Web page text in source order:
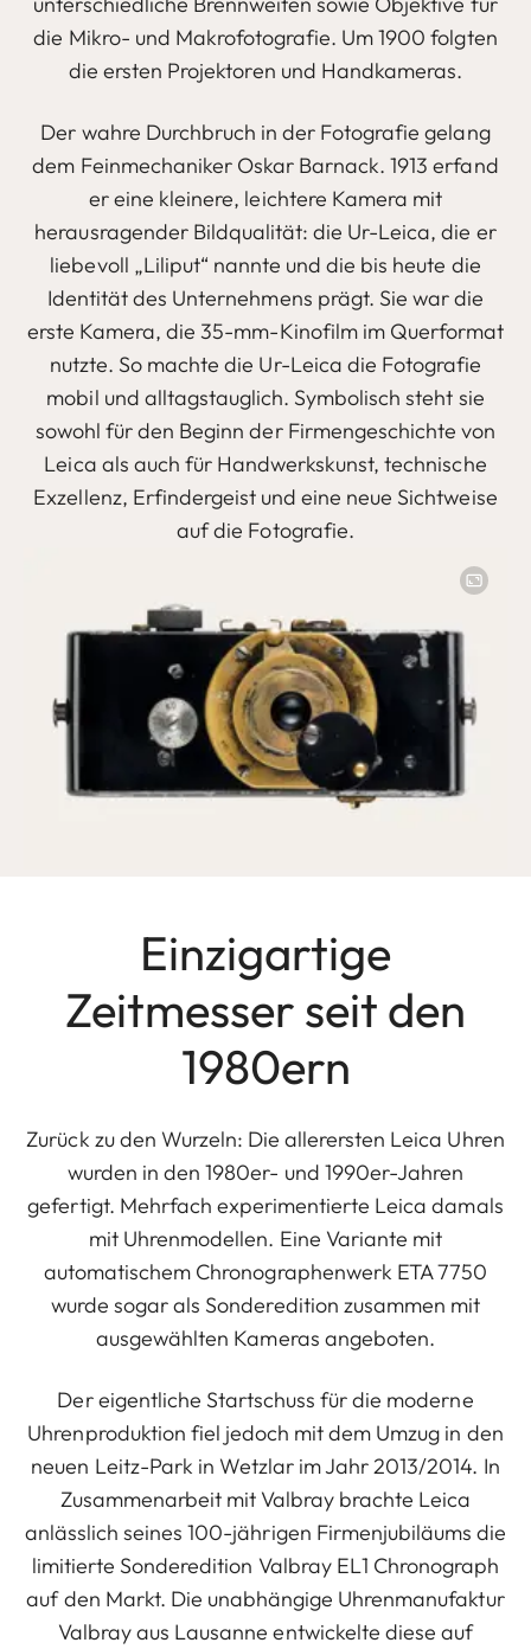
die Mikro- und Makrofotografie. Um 1900 folgten
die ersten Projektoren und Handkameras.
Der wahre Durchbruch in der Fotografie gelang
dem Feinmechaniker Oskar Barnack. 1913 erfand
er eine kleinere, leichtere Kamera mit
herausragender Bildqualität: die Ur-Leica, die er
liebevoll „Liliput“ nannte und die bis heute die
Identität des Unternehmens prägt. Sie war die
erste Kamera, die 35-mm-Kinofilm im Querformat
nutzte. So machte die Ur-Leica die Fotografie
mobil und alltagstauglich. Symbolisch steht sie
sowohl für den Beginn der Firmengeschichte von
Leica als auch für Handwerkskunst, technische
Exzellenz, Erfindergeist und eine neue Sichtweise
auf die Fotografie.
Einzigartige
Zeitmesser seit den
1980ern
Zurück zu den Wurzeln: Die allerersten Leica Uhren
wurden in den 1980er- und 1990er-Jahren
gefertigt. Mehrfach experimentierte Leica damals
mit Uhrenmodellen. Eine Variante mit
automatischem Chronographenwerk ETA 7750
wurde sogar als Sonderedition zusammen mit
ausgewählten Kameras angeboten.
Der eigentliche Startschuss für die moderne
Uhrenproduktion fiel jedoch mit dem Umzug in den
neuen Leitz-Park in Wetzlar im Jahr 2013/2014. In
Zusammenarbeit mit Valbray brachte Leica
anlässlich seines 100-jährigen Firmenjubiläums die
limitierte Sonderedition Valbray EL1 Chronograph
auf den Markt. Die unabhängige Uhrenmanufaktur
Valbray aus Lausanne entwickelte diese auf